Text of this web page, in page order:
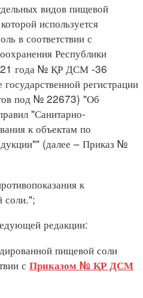
видов пищевой
используется
в соответствии с
Республики
года № ҚР ДСМ -36
государственной регистрации
под № 22673) "Об
"Санитарно-
к объектам по
(далее – Приказ №
к
соли.";
редакции:
пищевой соли
с Приказом № ҚР ДСМ